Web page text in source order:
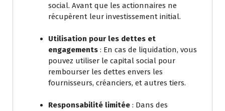
social. Avant que les actionnaires ne
récupèrent leur investissement initial.
Utilisation pour les dettes et
engagements : En cas de liquidation, vous
pouvez utiliser le capital social pour
rembourser les dettes envers les
fournisseurs, créanciers, et autres tiers.
Responsabilité limitée : Dans des